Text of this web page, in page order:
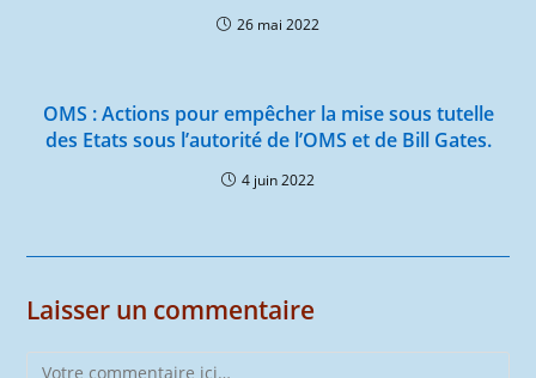
26 mai 2022
OMS : Actions pour empêcher la mise sous tutelle
des Etats sous l’autorité de l’OMS et de Bill Gates.
4 juin 2022
Laisser un commentaire
Comment